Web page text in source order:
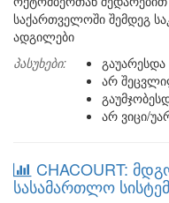
საქართველოში შემდეგ
ადგილები
პასუხები:
გაუარესდა
არ
არ ვიცი/
CHACOURT:
სასამართლო